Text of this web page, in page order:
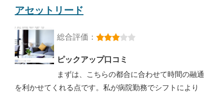
アセットリード
総合評価：
ピックアップ口コミ
まずは、こちらの都合に合わせて時間の融通
を利かせてくれる点です。私が病院勤務でシフトにより